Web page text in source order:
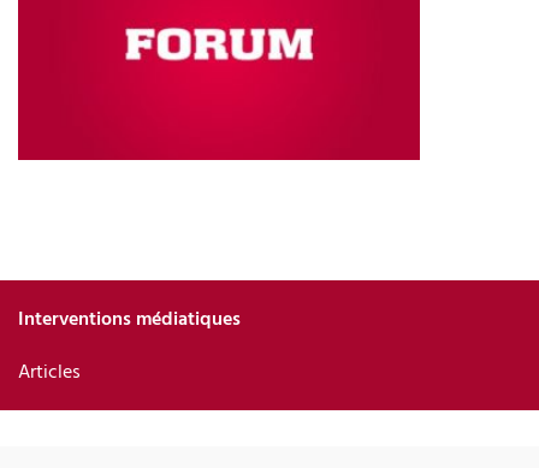
Interventions médiatiques
Articles